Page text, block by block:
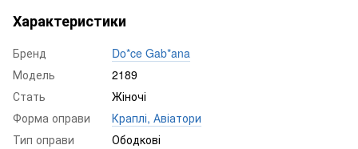
Характеристики
Бренд
Do*ce Gab*ana
Модель
2189
Стать
Жіночі
Форма оправи
Краплі, Авіатори
Тип оправи
Ободкові